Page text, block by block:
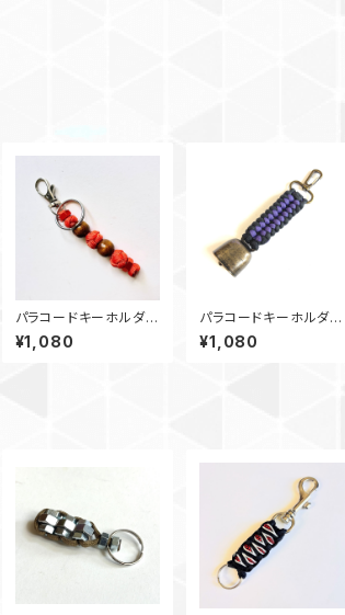
パラコードキーホルダ
ー ダイヤモンド_ウッ
ドビーズ2_Rナット2_オ
¥1,080
パラコードキーホルダ
ー 熊鈴_SC_紫黒 カ
ウベル キーリング
¥1,080